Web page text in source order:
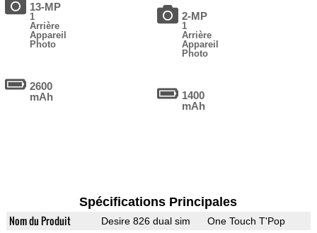
13-MP
1
Arrière
Appareil
Photo
2600
mAh
2-MP
1
Arrière
Appareil
Photo
1400
mAh
Spécifications Principales
Nom du Produit Desire 826 dual sim One Touch T'Pop